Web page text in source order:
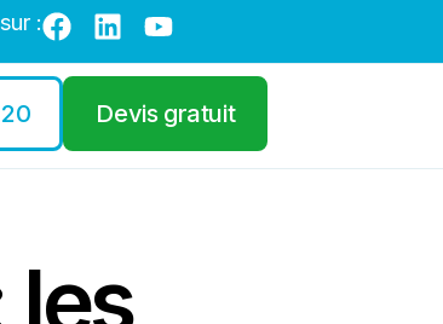
:
Devis gratuit
les